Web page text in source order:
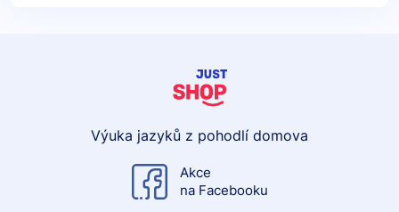
Výuka jazyků z pohodlí domova
Akce
na Facebooku